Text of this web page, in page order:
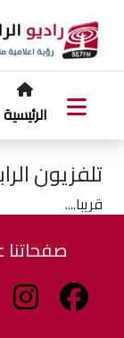
الرئيسية
تلفزيون
قريبا....